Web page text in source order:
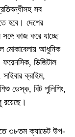
সব
হবে। দেশের
কাজ করে যাচ্ছে
মোকাবেলায় আধুনিক
ডিজিটাল
ক্রাইম,
ডেস্ক, বিট পুলিশিং,
রয়েছে।
৩৮তম ক্যাডেট উপ-